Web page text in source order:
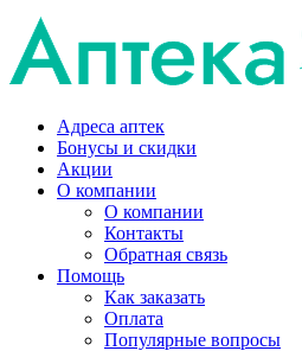
Адреса аптек
Бонусы и скидки
Акции
О компании
О компании
Контакты
Обратная связь
Помощь
Как заказать
Оплата
Популярные вопросы